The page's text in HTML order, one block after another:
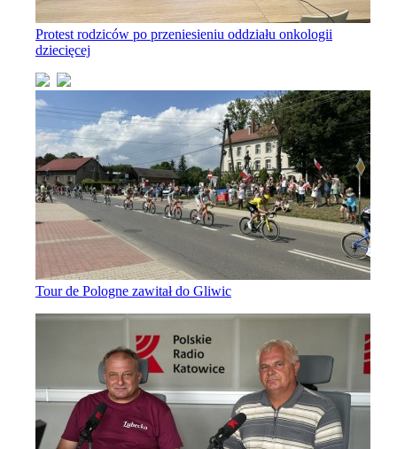
Protest rodziców po przeniesieniu oddziału onkologii
dziecięcej
Tour de Pologne zawitał do Gliwic